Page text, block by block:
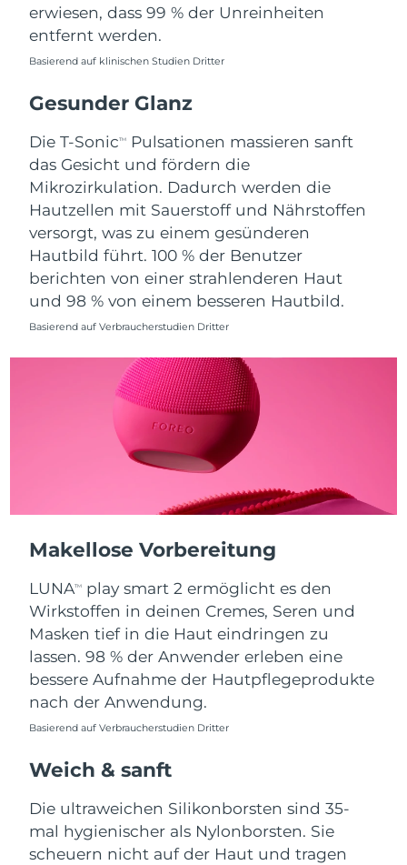
erwiesen, dass 99 % der Unreinheiten
entfernt werden.
Basierend auf klinischen Studien Dritter
Gesunder Glanz
Die T-SonicTM
Pulsationen massieren sanft
das Gesicht und fördern die
Mikrozirkulation. Dadurch werden die
Hautzellen mit Sauerstoff und Nährstoffen
versorgt, was zu einem gesünderen
Hautbild führt. 100 % der Benutzer
berichten von einer strahlenderen Haut
und 98 % von einem besseren Hautbild.
Basierend auf Verbraucherstudien Dritter
Makellose Vorbereitung
LUNATM
play smart 2 ermöglicht es den
Wirkstoffen in deinen Cremes, Seren und
Masken tief in die Haut eindringen zu
lassen. 98 % der Anwender erleben eine
bessere Aufnahme der Hautpflegeprodukte
nach der Anwendung.
Basierend auf Verbraucherstudien Dritter
Weich & sanft
Die ultraweichen Silikonborsten sind 35-
mal hygienischer als Nylonborsten. Sie
scheuern nicht auf der Haut und tragen
Saudi-Arabien
Slowakei
Slowenien Erwartete Lieferung
Südafrika
Südkorea Erwartete Lieferung
Spanien Erwartete Lieferung8/9/26
Schweden Erwartete Lieferung
Erwartete Lieferung
Erwartete Lieferung
Erwartete Lieferung
Erwartete Lieferung8/10/26
Vereinigte Arabische
Emirate
Erwartete Lieferung
Vereinigtes
Königreich
Erwartete Lieferung8/9/26
Vereinigte Staaten Erwartete Lieferung8/10/26
Usbekistan